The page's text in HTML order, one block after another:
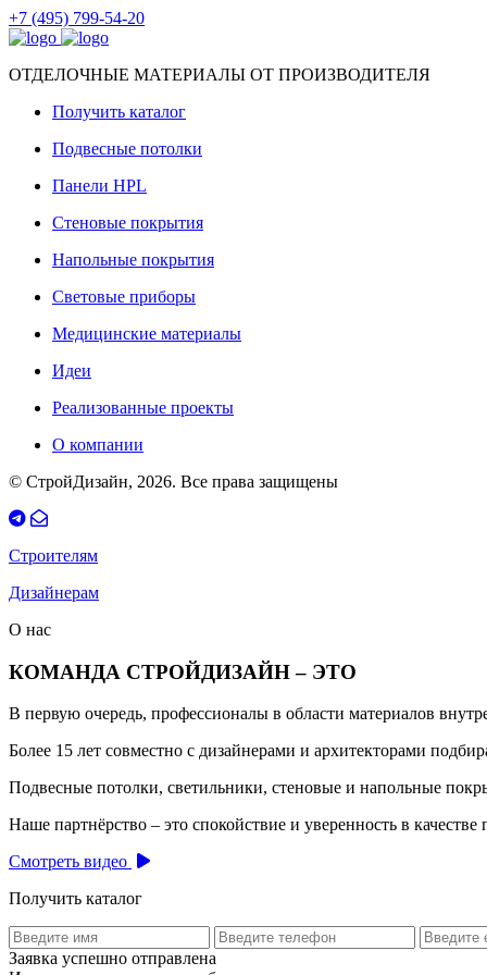
+7 (495) 799-54-20
ОТДЕЛОЧНЫЕ МАТЕРИАЛЫ ОТ ПРОИЗВОДИТЕЛЯ
Получить каталог
Подвесные потолки
Панели HPL
Стеновые покрытия
Напольные покрытия
Световые приборы
Медицинские материалы
Идеи
Реализованные проекты
О компании
© СтройДизайн, 2026. Все права защищены
Строителям
Дизайнерам
О нас
КОМАНДА СТРОЙДИЗАЙН – ЭТО
В первую очередь, профессионалы в области материалов
Более 15 лет совместно с дизайнерами и архитекторами
Подвесные потолки, светильники, стеновые и напольные
Наше партнёрство – это спокойствие и уверенность в качестве
Смотреть видео
Получить каталог
Заявка успешно отправлена